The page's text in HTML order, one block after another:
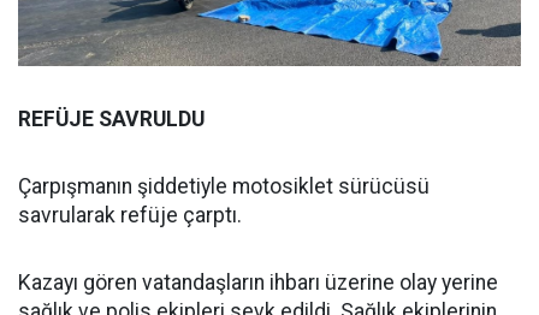
REFÜJE SAVRULDU
Çarpışmanın şiddetiyle motosiklet sürücüsü
savrularak refüje çarptı.
Kazayı gören vatandaşların ihbarı üzerine olay yerine